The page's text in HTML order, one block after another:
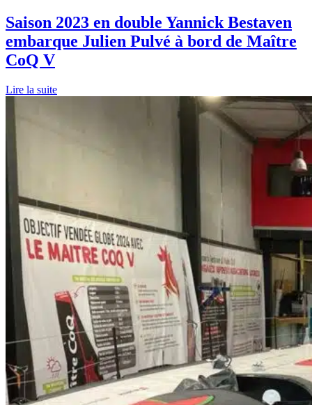
Saison 2023 en double Yannick Bestaven
embarque Julien Pulvé à bord de Maître
CoQ V
Lire la suite